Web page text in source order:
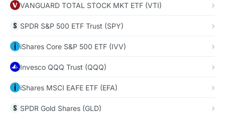
VANGUARD TOTAL STOCK MKT ETF (VTI)
SPDR S&P 500 ETF Trust (SPY)
iShares Core S&P 500 ETF (IVV)
Invesco QQQ Trust (QQQ)
iShares MSCI EAFE ETF (EFA)
SPDR Gold Shares (GLD)